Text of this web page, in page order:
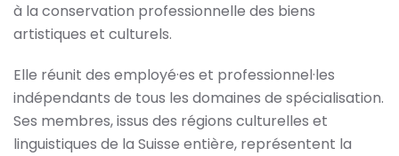
à la conservation professionnelle des biens
artistiques et culturels.
Elle réunit des employé·es et professionnel·les
indépendants de tous les domaines de spécialisation.
Ses membres, issus des régions culturelles et
linguistiques de la Suisse entière, représentent la